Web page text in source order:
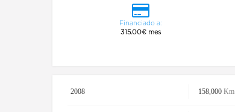
Financiado a:
315.00€ mes
2008 158,000 Km